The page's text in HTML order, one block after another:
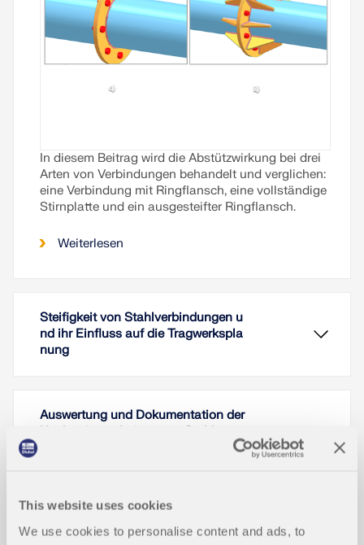
This website uses cookies
We use cookies to personalise content and ads, to
In diesem Beitrag wird die Abstützwirkung bei drei
Arten von Verbindungen behandelt und verglichen:
eine Verbindung mit Ringflansch, eine vollständige
Stirnplatte und ein ausgesteifter Ringflansch.
Weiterlesen
Steifigkeit von Stahlverbindungen u
nd ihr Einfluss auf die Tragwerkspla
nung
Auswertung und Dokumentation der
Bemessung von Stahlanschlüssen i
n RFEM 6